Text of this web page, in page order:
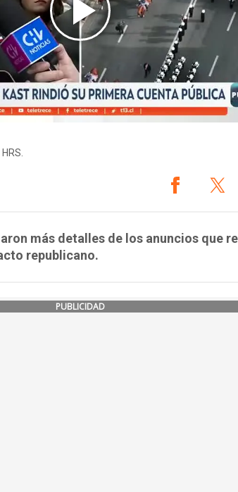
más detalles de los anuncios que
republicano.
PUBLICIDAD